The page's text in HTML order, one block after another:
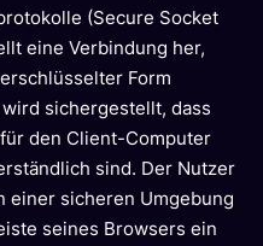
(Secure Socket
eine Verbindung her,
Form
sichergestellt, dass
den Client-Computer
sind. Der Nutzer
einer sicheren Umgebung
seines Browsers ein